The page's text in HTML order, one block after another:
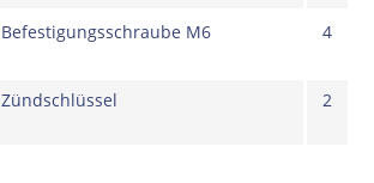
Befestigungsschraube M6 4
Zündschlüssel 2